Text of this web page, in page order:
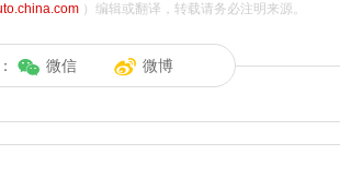
）编辑或翻译，转载请务必注明来源。
微信 微博